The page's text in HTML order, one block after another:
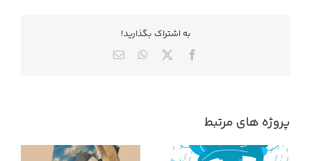
به اشتراك بگذاريد!
Facebook
X
WhatsApp
ایمیل
پروژه های مرتبط